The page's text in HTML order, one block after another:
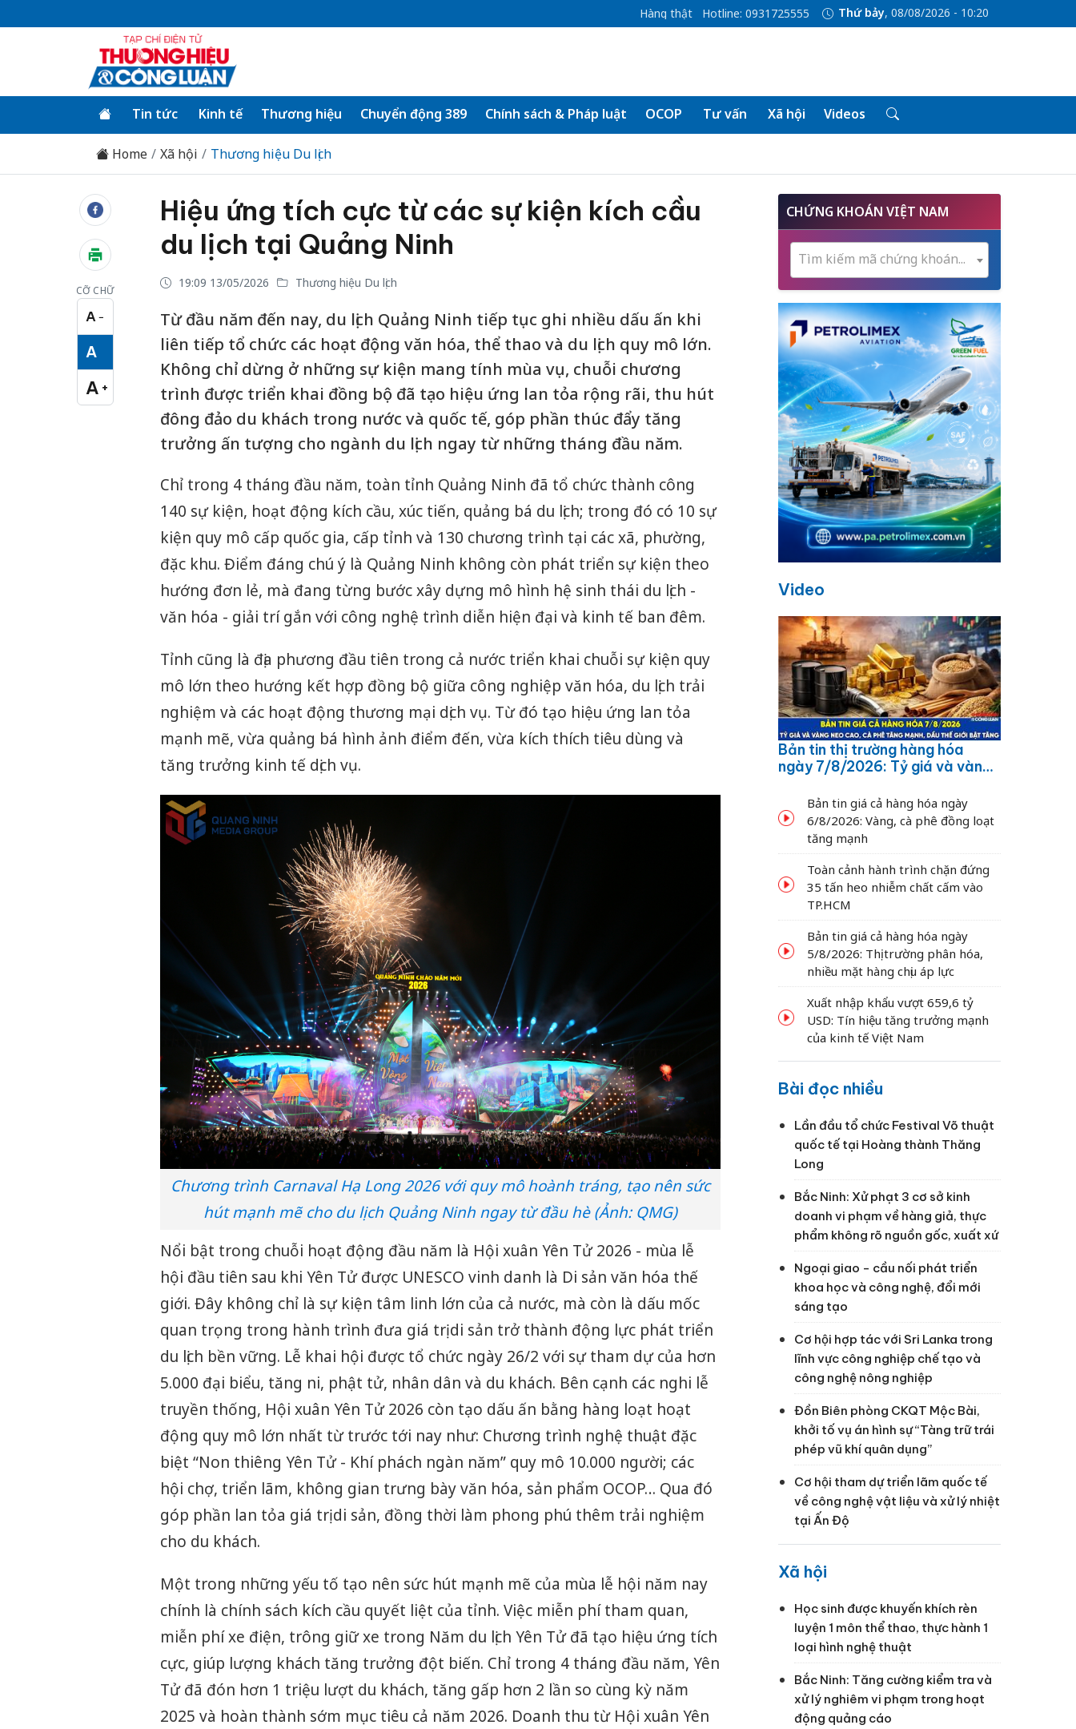
Hàng thật Hotline: 0931725555 Thứ bảy, 08/08/2026 - 10:20
Tin tức Kinh tế Thương hiệu Chuyển động 389 Chính sách & Pháp luật OCOP Tư vấn Xã hội Videos
Home Xã hội Thương hiệu Du lịch
CỠ CHỮ
A −
Cỡ chữ nhỏ
A
Cỡ chữ vừa
A +
Cỡ chữ lớn
Hiệu ứng tích cực từ các sự kiện kích cầu
du lịch tại Quảng Ninh
19:09 13/05/2026 Thương hiệu Du lịch
Từ đầu năm đến nay, du lịch Quảng Ninh tiếp tục ghi nhiều dấu ấn khi
liên tiếp tổ chức các hoạt động văn hóa, thể thao và du lịch quy mô lớn.
Không chỉ dừng ở những sự kiện mang tính mùa vụ, chuỗi chương
trình được triển khai đồng bộ đã tạo hiệu ứng lan tỏa rộng rãi, thu hút
đông đảo du khách trong nước và quốc tế, góp phần thúc đẩy tăng
trưởng ấn tượng cho ngành du lịch ngay từ những tháng đầu năm.
Chỉ trong 4 tháng đầu năm, toàn tỉnh Quảng Ninh đã tổ chức thành công
140 sự kiện, hoạt động kích cầu, xúc tiến, quảng bá du lịch; trong đó có 10 sự
kiện quy mô cấp quốc gia, cấp tỉnh và 130 chương trình tại các xã, phường,
đặc khu. Điểm đáng chú ý là Quảng Ninh không còn phát triển sự kiện theo
hướng đơn lẻ, mà đang từng bước xây dựng mô hình hệ sinh thái du lịch -
văn hóa - giải trí gắn với công nghệ trình diễn hiện đại và kinh tế ban đêm.
Tỉnh cũng là địa phương đầu tiên trong cả nước triển khai chuỗi sự kiện quy
mô lớn theo hướng kết hợp đồng bộ giữa công nghiệp văn hóa, du lịch trải
nghiệm và các hoạt động thương mại dịch vụ. Từ đó tạo hiệu ứng lan tỏa
mạnh mẽ, vừa quảng bá hình ảnh điểm đến, vừa kích thích tiêu dùng và
tăng trưởng kinh tế dịch vụ.
Chương trình Carnaval Hạ Long 2026 với quy mô hoành tráng, tạo nên sức
hút mạnh mẽ cho du lịch Quảng Ninh ngay từ đầu hè (Ảnh: QMG)
Nổi bật trong chuỗi hoạt động đầu năm là Hội xuân Yên Tử 2026 - mùa lễ
hội đầu tiên sau khi Yên Tử được UNESCO vinh danh là Di sản văn hóa thế
giới. Đây không chỉ là sự kiện tâm linh lớn của cả nước, mà còn là dấu mốc
quan trọng trong hành trình đưa giá trị di sản trở thành động lực phát triển
du lịch bền vững. Lễ khai hội được tổ chức ngày 26/2 với sự tham dự của hơn
5.000 đại biểu, tăng ni, phật tử, nhân dân và du khách. Bên cạnh các nghi lễ
truyền thống, Hội xuân Yên Tử 2026 còn tạo dấu ấn bằng hàng loạt hoạt
động quy mô lớn nhất từ trước tới nay như: Chương trình nghệ thuật đặc
biệt “Non thiêng Yên Tử - Khí phách ngàn năm” quy mô 10.000 người; các
hội chợ, triển lãm, không gian trưng bày văn hóa, sản phẩm OCOP… Qua đó
góp phần lan tỏa giá trị di sản, đồng thời làm phong phú thêm trải nghiệm
cho du khách.
Một trong những yếu tố tạo nên sức hút mạnh mẽ của mùa lễ hội năm nay
chính là chính sách kích cầu quyết liệt của tỉnh. Việc miễn phí tham quan,
miễn phí xe điện, trông giữ xe trong Năm du lịch Yên Tử đã tạo hiệu ứng tích
cực, giúp lượng khách tăng trưởng đột biến. Chỉ trong 4 tháng đầu năm, Yên
Tử đã đón hơn 1 triệu lượt du khách, tăng gấp hơn 2 lần so cùng kỳ năm
2025 và hoàn thành sớm mục tiêu cả năm 2026. Doanh thu từ Hội xuân Yên
CHỨNG KHOÁN VIỆT NAM
Tìm kiếm mã chứng khoán...
Video
Bản tin thị trường hàng hóa
ngày 7/8/2026: Tỷ giá và vàng
dầu thế giới bật tăng
Bản tin giá cả hàng hóa ngày
6/8/2026: Vàng, cà phê đồng loạt
tăng mạnh
Toàn cảnh hành trình chặn đứng
35 tấn heo nhiễm chất cấm vào
TP.HCM
Bản tin giá cả hàng hóa ngày
5/8/2026: Thị trường phân hóa,
nhiều mặt hàng chịu áp lực
Xuất nhập khẩu vượt 659,6 tỷ
USD: Tín hiệu tăng trưởng mạnh
của kinh tế Việt Nam
Bài đọc nhiều
Lần đầu tổ chức Festival Võ thuật
quốc tế tại Hoàng thành Thăng
Long
Bắc Ninh: Xử phạt 3 cơ sở kinh
doanh vi phạm về hàng giả, thực
phẩm không rõ nguồn gốc, xuất xứ
Ngoại giao - cầu nối phát triển
khoa học và công nghệ, đổi mới
sáng tạo
Cơ hội hợp tác với Sri Lanka trong
lĩnh vực công nghiệp chế tạo và
công nghệ nông nghiệp
Đồn Biên phòng CKQT Mộc Bài,
khởi tố vụ án hình sự “Tàng trữ trái
phép vũ khí quân dụng”
Cơ hội tham dự triển lãm quốc tế
về công nghệ vật liệu và xử lý nhiệt
tại Ấn Độ
Xã hội
Học sinh được khuyến khích rèn
luyện 1 môn thể thao, thực hành 1
loại hình nghệ thuật
Bắc Ninh: Tăng cường kiểm tra và
xử lý nghiêm vi phạm trong hoạt
động quảng cáo